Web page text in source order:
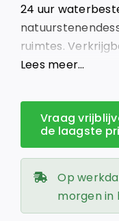
€ 25,95.
€ 21,00.
24 uur
ruimtes.
Giga Vloeren
Lees meer…
Vraag
de laagste
Op
morgen in